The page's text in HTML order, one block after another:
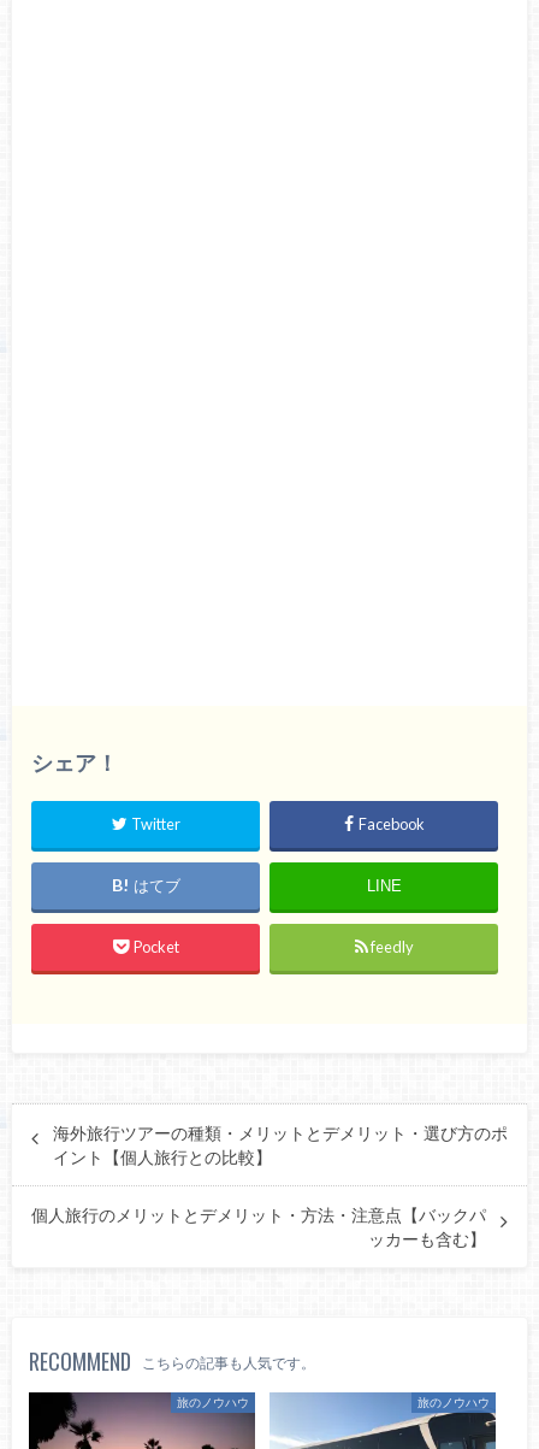
シェア！
Twitter Facebook
はてブ LINE
Pocket feedly
海外旅行ツアーの種類・メリットとデメリット・選び方のポ
イント【個人旅行との比較】
個人旅行のメリットとデメリット・方法・注意点【バックパ
ッカーも含む】
RECOMMEND こちらの記事も人気です。
旅のノウハウ 旅のノウハウ